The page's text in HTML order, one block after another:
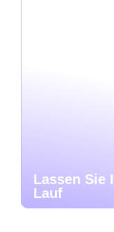
Lassen Sie
Lauf